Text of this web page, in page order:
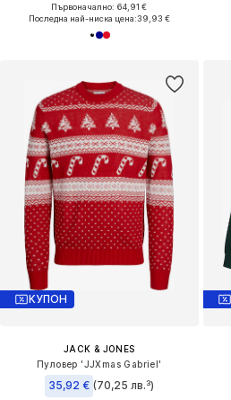
Първоначално: 64,91 €
Последна най-ниска цена:39,93 €
КУПОН
JACK & JONES
Пуловер 'JJXmas Gabriel'
35,92 € (70,25 лв.³)